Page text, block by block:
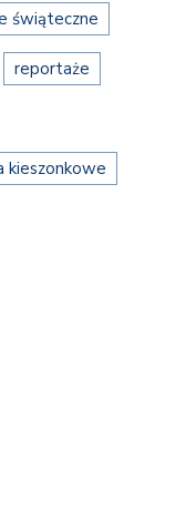
świąteczne
reportaże
kieszonkowe